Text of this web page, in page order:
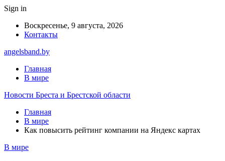
Sign in
Воскресенье, 9 августа, 2026
Контакты
angelsband.by
Главная
В мире
Новости Бреста и Брестской области
Главная
В мире
Как повысить рейтинг компании на Яндекс картах
В мире